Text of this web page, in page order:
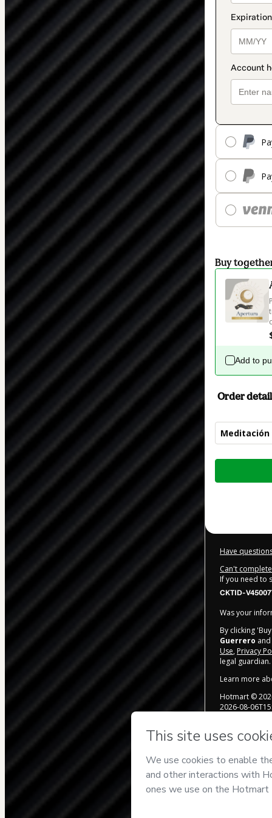
Buy
Add to
Order
Meditación
Total
Have
Can't
If you need to
CKTID-
Was your
By clicking
Guerrero
Use, Privacy
legal guardian.
Learn more
Hotmart ©
2026-08-
Your